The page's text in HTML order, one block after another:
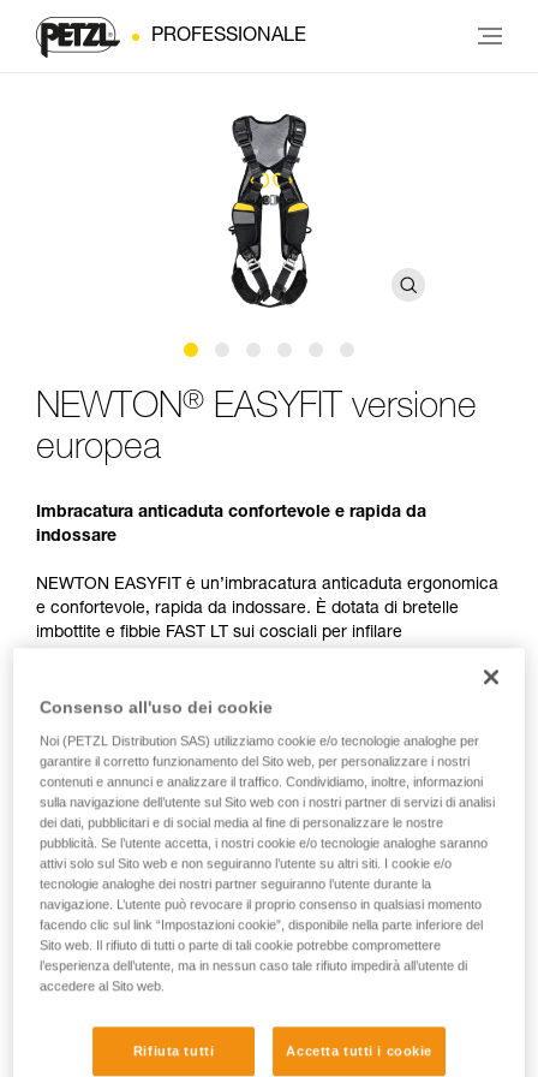
PROFESSIONALE
NEWTON® EASYFIT versione
europea
Imbracatura anticaduta confortevole e rapida da
indossare
NEWTON EASYFIT è un’imbracatura anticaduta ergonomica
e confortevole, rapida da indossare. È dotata di bretelle
imbottite e fibbie FAST LT sui cosciali per infilare
regolazione. La costruzione, leggera e traspirante, propone
due tasche con chiusura a zip per riporre piccoli attrezzi.
ai passanti per custodia TOOLBAG. Il punto di attacco
sternale in tessuto e il punto di attacco dorsale metallico le
garantiscono una grande polivalenza. È certificata secondo
le norme europee e russe.
Consenso all'uso dei cookie
Noi (PETZL Distribution SAS) utilizziamo cookie e/o tecnologie analoghe per
garantire il corretto funzionamento del Sito web, per personalizzare i nostri
contenuti e annunci e analizzare il traffico. Condividiamo, inoltre, informazioni
sulla navigazione dell’utente sul Sito web con i nostri partner di servizi di analisi
dei dati, pubblicitari e di social media al fine di personalizzare le nostre
pubblicità. Se l’utente accetta, i nostri cookie e/o tecnologie analoghe saranno
attivi solo sul Sito web e non seguiranno l’utente su altri siti. I cookie e/o
tecnologie analoghe dei nostri partner seguiranno l’utente durante la
navigazione. L’utente può revocare il proprio consenso in qualsiasi momento
facendo clic sul link “Impostazioni cookie”, disponibile nella parte inferiore del
Sito web. Il rifiuto di tutti o parte di tali cookie potrebbe compromettere
l’esperienza dell’utente, ma in nessun caso tale rifiuto impedirà all’utente di
accedere al Sito web.
Rifiuta tutti Accetta tutti i cookie